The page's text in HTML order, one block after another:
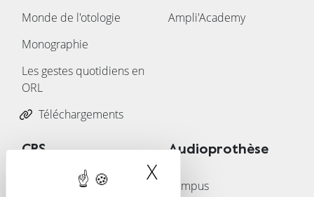
X
Monde de l'otologie
Monographie
Les gestes quotidiens en
ORL
Téléchargements
Ampli'Academy
CRS
Présentation
Audioprothèse
Campus